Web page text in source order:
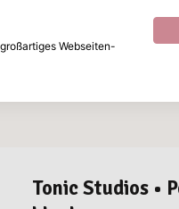
Tonic Studios •
Webseiten-